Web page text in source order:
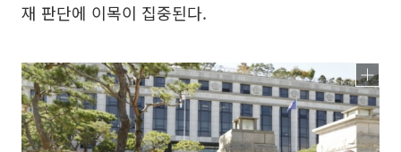
재 판단에 이목이 집중된다.